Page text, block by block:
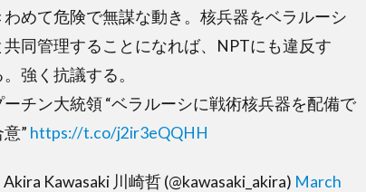
わめて危険で無謀な動き。核兵器をベラルーシ
共同管理することになれば、NPTにも違反す
。強く抗議する。
ーチン大統領 “ベラルーシに戦術核兵器を配備で
” https://t.co/j2ir3eQQHH
Kawasaki 川崎哲 (@kawasaki_akira) March